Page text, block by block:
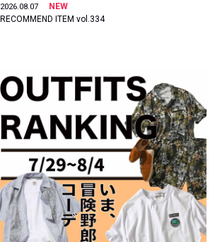
2026.08.07
NEW
RECOMMEND ITEM vol.334